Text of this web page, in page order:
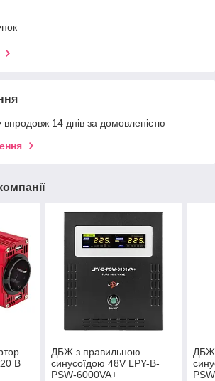
14 днів за домовленістю
В
ДБЖ з правильною
синусоїдою 48V LPY-B-
PSW-6000VA+
ДБЖ